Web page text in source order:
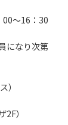
～16：30
になり次第
）
）